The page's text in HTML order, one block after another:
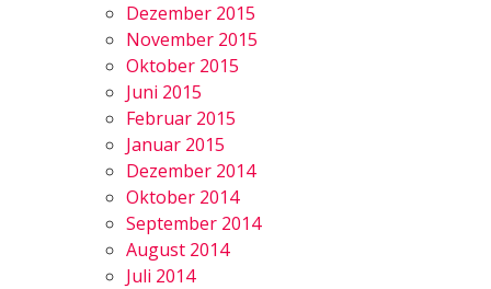
Dezember 2015
November 2015
Oktober 2015
Juni 2015
Februar 2015
Januar 2015
Dezember 2014
Oktober 2014
September 2014
August 2014
Juli 2014